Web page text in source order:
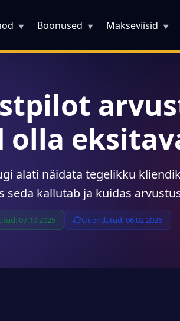
▼ Boonused ▼ Makseviisid ▼
olla
alati näidata tegelikku
seda kallutab ja kuidas
07.10.2025 Uuendatud: 06.02.2026